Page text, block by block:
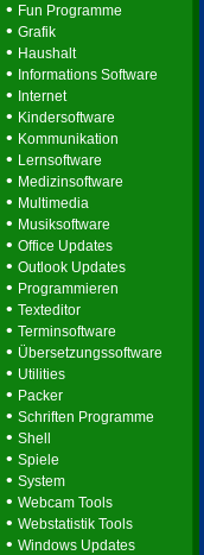
• Fun Programme
• Grafik
• Haushalt
• Informations Software
• Internet
• Kindersoftware
• Kommunikation
• Lernsoftware
• Medizinsoftware
• Multimedia
• Musiksoftware
• Office Updates
• Outlook Updates
• Programmieren
• Texteditor
• Terminsoftware
• Übersetzungssoftware
• Utilities
• Packer
• Schriften Programme
• Shell
• Spiele
• System
• Webcam Tools
• Webstatistik Tools
• Windows Updates